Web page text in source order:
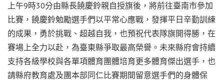
上午9時30分由縣長饒慶鈴親自授旗後，將前往臺南市參加
比賽，饒慶鈴勉勵選手們以平常心應戰，發揮平日辛勤訓練
的成果，勇於挑戰、超越自我，也預祝代表隊旗開得勝，在
賽場上全力以赴，為臺東縣爭取最高榮譽。未來縣府會持續
支持各級學校與各單項體育團體培育更多體育傑出選手，也
請縣府教育處及團本部同仁比賽期間留意選手們的身體保